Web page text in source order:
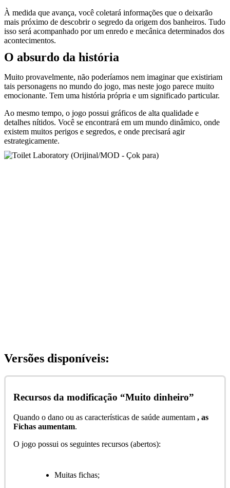
À medida que avança, você coletará informações que o deixarão
mais próximo de descobrir o segredo da origem dos banheiros. Tudo
isso será acompanhado por um enredo e mecânica determinados dos
acontecimentos.
O absurdo da história
Muito provavelmente, não poderíamos nem imaginar que existiriam
tais personagens no mundo do jogo, mas neste jogo parece muito
emocionante. Tem uma história própria e um significado particular.
Ao mesmo tempo, o jogo possui gráficos de alta qualidade e
detalhes nítidos. Você se encontrará em um mundo dinâmico, onde
existem muitos perigos e segredos, e onde precisará agir
estrategicamente.
Versões disponíveis:
Recursos da modificação “Muito dinheiro”
Quando o dano ou as características de saúde aumentam , as
Fichas aumentam.
O jogo possui os seguintes recursos (abertos):
Muitas fichas;